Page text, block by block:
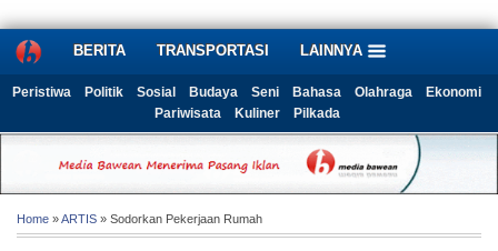
BERITA TRANSPORTASI LAINNYA
Peristiwa Politik Sosial Budaya Seni Bahasa Olahraga
Ekonomi
Pariwisata
Kuliner Pilkada
Home »ARTIS » Sodorkan Pekerjaan Rumah